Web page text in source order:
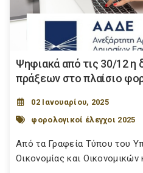
Ψηφιακά από τις 30/12 η
πράξεων στο πλαίσιο
02 Ιανουαρίου, 2025
φορολογικοί έλεγχοι 2025
Από τα Γραφεία Τύπου του
Οικονομίας και